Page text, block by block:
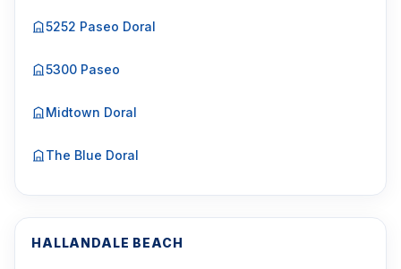
5252 Paseo Doral
5300 Paseo
Midtown Doral
The Blue Doral
HALLANDALE BEACH